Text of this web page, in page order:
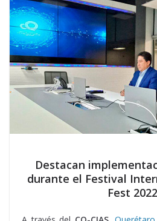
Destacan
durante el Festival
Fest